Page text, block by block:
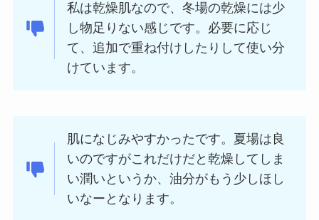
私は乾燥肌なので、冬場の乾燥には少
し物足りない感じです。必要に応じ
て、追加で重ね付けしたりして使い分
けています。
肌になじみやすかったです。夏場は良
いのですがこれだけだと乾燥してしま
い潤いというか、油分がもう少しほし
いなーとなります。